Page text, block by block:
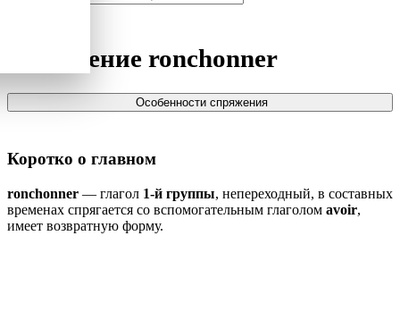
Спряжение ronchonner
Особенности спряжения
Коротко о главном
ronchonner — глагол 1-й группы, непереходный, в составных
временах спрягается со вспомогательным глаголом avoir,
имеет возвратную форму.